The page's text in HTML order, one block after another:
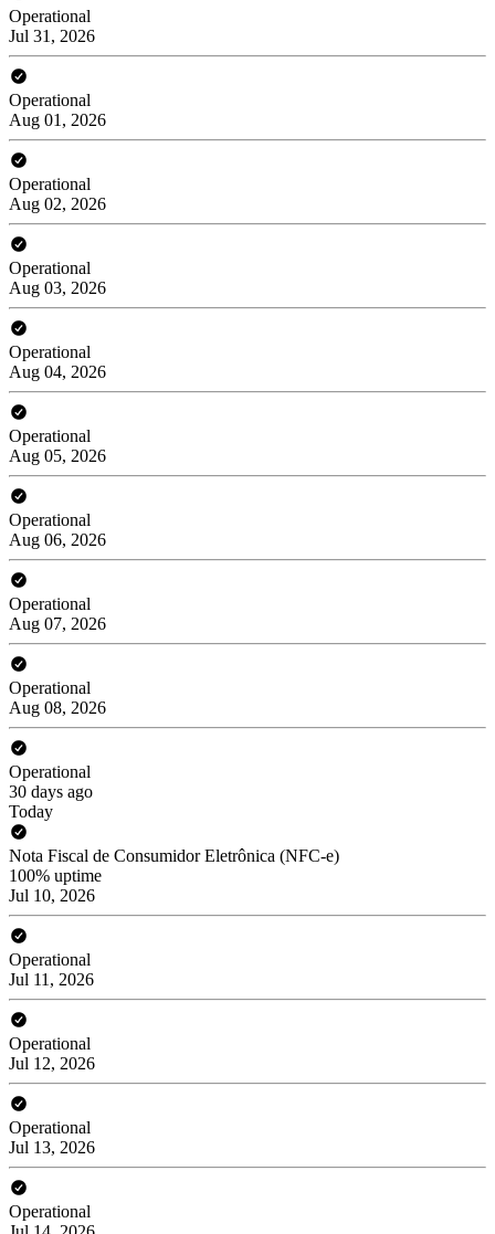
Operational
Jul 31, 2026
Operational
Aug 01, 2026
Operational
Aug 02, 2026
Operational
Aug 03, 2026
Operational
Aug 04, 2026
Operational
Aug 05, 2026
Operational
Aug 06, 2026
Operational
Aug 07, 2026
Operational
Aug 08, 2026
Operational
30 days ago
Today
Nota Fiscal de Consumidor Eletrônica (NFC-e)
100% uptime
Jul 10, 2026
Operational
Jul 11, 2026
Operational
Jul 12, 2026
Operational
Jul 13, 2026
Operational